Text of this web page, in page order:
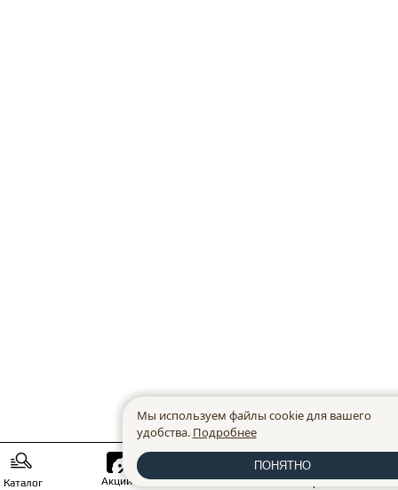
Каталог Акции Новинки Избранное
Мы используем файлы cookie для вашего
удобства. Подробнее
ПОНЯТНО